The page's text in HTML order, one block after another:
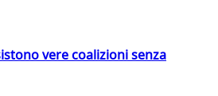
vere coalizioni senza